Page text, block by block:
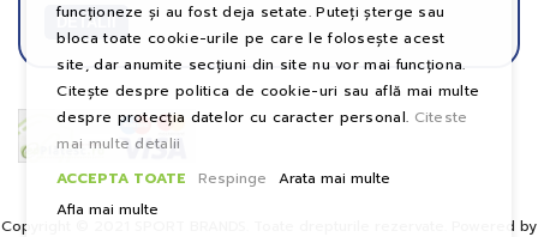
DETALII
Copyright © 2021 SPORT BRANDS. Toate drepturile rezervate. Powered by
funcționeze și au fost deja setate. Puteți șterge sau
bloca toate cookie-urile pe care le folosește acest
site, dar anumite secțiuni din site nu vor mai funcționa.
Citește despre politica de cookie-uri sau află mai multe
despre protecția datelor cu caracter personal. Citeste
mai multe detalii
ACCEPTA TOATE
Respinge
Arata mai multe
Afla mai multe